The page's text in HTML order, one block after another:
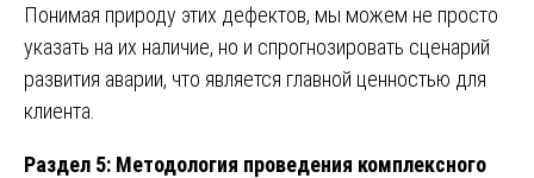
Понимая природу этих дефектов, мы можем не просто
указать на их наличие, но и спрогнозировать сценарий
развития аварии, что является главной ценностью для
клиента.
Раздел 5: Методология проведения комплексного